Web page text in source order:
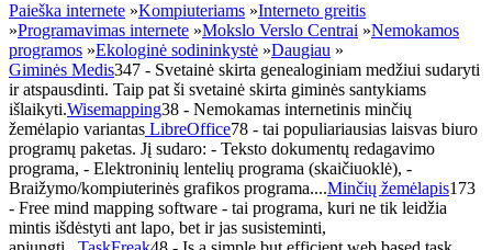
Paieška internete »Kompiuteriams »Interneto greitis
»Programavimas internete »Mokslo Verslo Centrai »Nemokamos
programos »Ekologinė sodininkystė »Daugiau »
Giminės Medis347 - Svetainė skirta genealoginiam medžiui sudaryti
ir atspausdinti. Taip pat ši svetainė skirta giminės santykiams
išlaikyti.Wisemapping38 - Nemokamas internetinis minčių
žemėlapio variantas LibreOffice78 - tai populiariausias laisvas biuro
programų paketas. Jį sudaro: - Teksto dokumentų redagavimo
programa, - Elektroninių lentelių programa (skaičiuoklė), -
Braižymo/kompiuterinės grafikos programa....Minčių žemėlapis173
- Free mind mapping software - tai programa, kuri ne tik leidžia
mintis išdėstyti ant lapo, bet ir jas susisteminti,